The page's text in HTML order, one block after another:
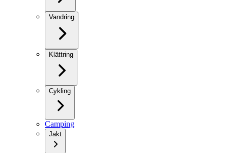
Vandring
Klättring
Cykling
Camping
Jakt